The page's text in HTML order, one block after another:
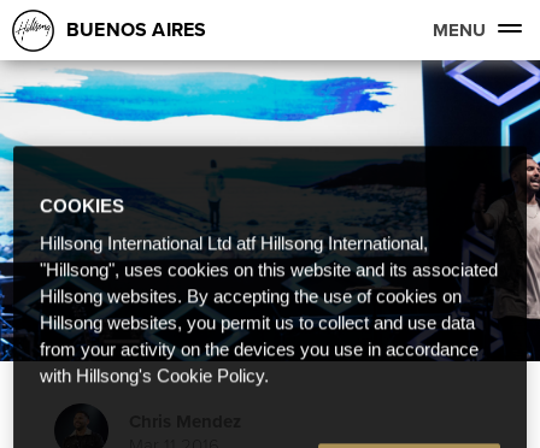
BUENOS AIRES MENU
COOKIES
Hillsong International Ltd atf Hillsong International,
"Hillsong", uses cookies on this website and its associated
Hillsong websites. By accepting the use of cookies on
Hillsong websites, you permit us to collect and use data
from your activity on the devices you use in accordance
with Hillsong's Cookie Policy.